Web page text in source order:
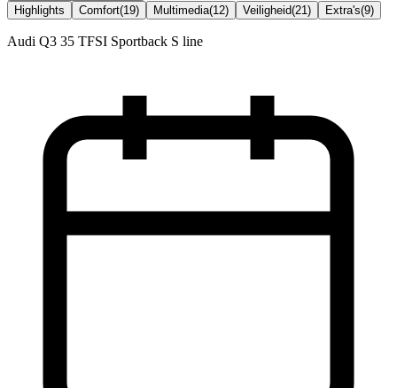
Highlights
Comfort(19) Multimedia(12) Veiligheid(21) Extra's(9)
Audi Q3 35 TFSI Sportback S line